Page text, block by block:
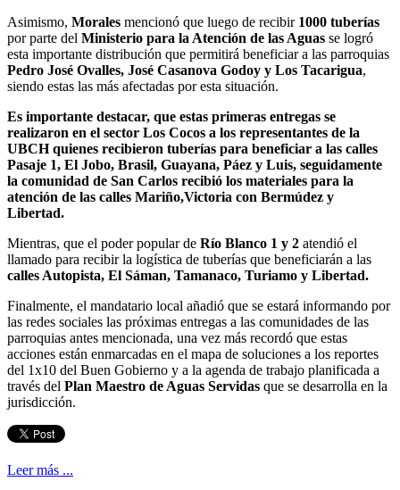
Asimismo, Morales mencionó que luego de recibir 1000 tuberías
por parte del Ministerio para la Atención de las Aguas se logró
esta importante distribución que permitirá beneficiar a las parroquias
Pedro José Ovalles, José Casanova Godoy y Los Tacarigua,
siendo estas las más afectadas por esta situación.
Es importante destacar, que estas primeras entregas se
realizaron en el sector Los Cocos a los representantes de la
UBCH quienes recibieron tuberías para beneficiar a las calles
Pasaje 1, El Jobo, Brasil, Guayana, Páez y Luis, seguidamente
la comunidad de San Carlos recibió los materiales para la
atención de las calles Mariño,Victoria con Bermúdez y
Libertad.
Mientras, que el poder popular de Río Blanco 1 y 2 atendió el
llamado para recibir la logística de tuberías que beneficiarán a las
calles Autopista, El Sáman, Tamanaco, Turiamo y Libertad.
Finalmente, el mandatario local añadió que se estará informando por
las redes sociales las próximas entregas a las comunidades de las
parroquias antes mencionada, una vez más recordó que estas
acciones están enmarcadas en el mapa de soluciones a los reportes
del 1x10 del Buen Gobierno y a la agenda de trabajo planificada a
través del Plan Maestro de Aguas Servidas que se desarrolla en la
jurisdicción.
Leer más ...